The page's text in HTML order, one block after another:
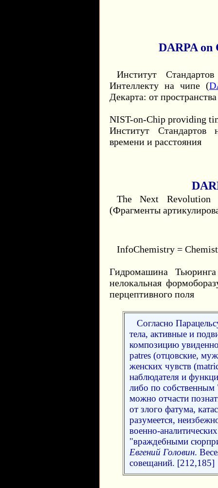
DARPA on
Институт
Интеллекту на чипе (
Декарта: от
NIST-on-Chip providing
Институт
времени и расстояния
The Next
(Фрагменты
InfoChemistry =
Гидромашина
нелокальная
перцептивного поля
Согласно
тела, активные и
композицию
patres (отцовские,
женских чувств
наблюдателя и
либо по
можно отчасти
от злого фатума,
разумеется,
военно-
"враждебными
Евгений Головин.
совещаний. [212,185]